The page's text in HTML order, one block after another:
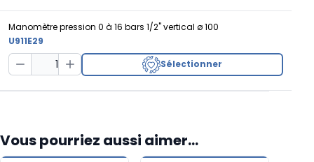
Manomètre pression 0 à 16 bars 1/2" vertical ø 100
U911E29
Decrease QuantityIncrease QuantitySélectionner
Vous pourriez aussi aimer...